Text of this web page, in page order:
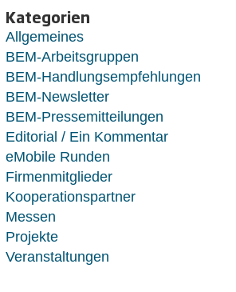
Kategorien
Allgemeines
BEM-Arbeitsgruppen
BEM-Handlungsempfehlungen
BEM-Newsletter
BEM-Pressemitteilungen
Editorial / Ein Kommentar
eMobile Runden
Firmenmitglieder
Kooperationspartner
Messen
Projekte
Veranstaltungen